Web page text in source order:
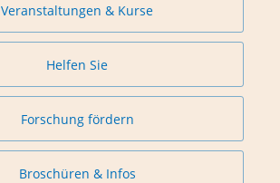
Veranstaltungen & Kurse
Helfen Sie
Forschung fördern
Broschüren & Infos